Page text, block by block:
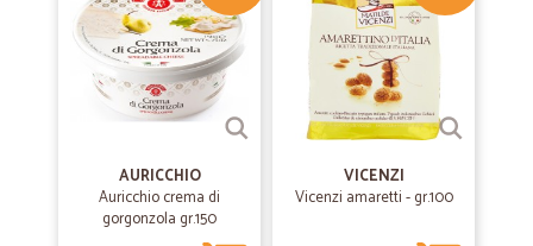
AURICCHIO
Auricchio crema di
gorgonzola gr.150
VICENZI
Vicenzi amaretti - gr.100